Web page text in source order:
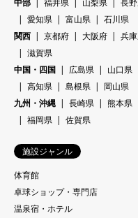
愛知県
富山県
石川県
関西
京都府 大阪府 兵
滋賀県
中国・四国
広島県 山口県
高知県
島根県
岡山県
九州・沖縄
長崎県 熊本県
福岡県
佐賀県
施設ジャンル
体育館
卓球ショップ・専門店
温泉宿・ホテル